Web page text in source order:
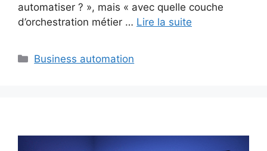
automatiser ? », mais « avec quelle couche
d’orchestration métier … Lire la suite
Catégories
Business automation